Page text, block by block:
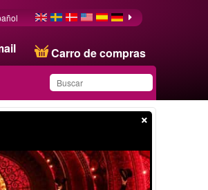
Carro de compras
×